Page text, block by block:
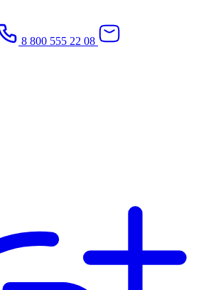
8 800 555 22 08